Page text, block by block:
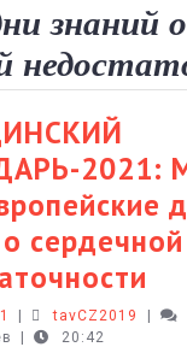
знаний о
2021:
сердечной
15.05.2021
| tavCZ2019 |
| 20:42